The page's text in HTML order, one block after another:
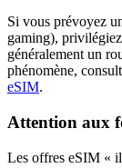
Si vous prévoyez
gaming),
généralement un
phénomène,
eSIM.
Attention aux
Les offres eSIM «